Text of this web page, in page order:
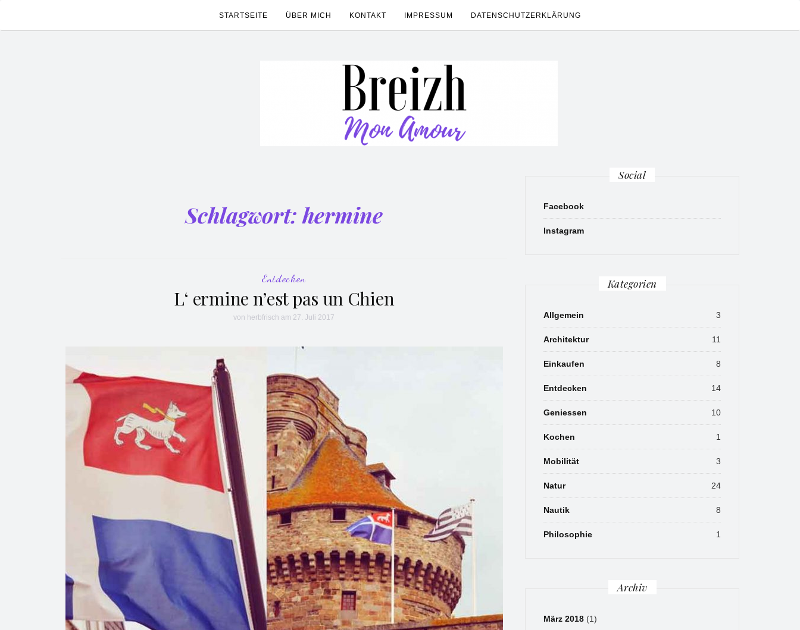
STARTSEITE ÜBER MICH KONTAKT IMPRESSUM DATENSCHUTZERKLÄRUNG
Schlagwort:hermine
Entdecken
L‘ ermine n’est pas un Chien
von herbfrisch am 27. Juli 2017
Social
Facebook
Instagram
Kategorien
Allgemein 3
Architektur 11
Einkaufen 8
Entdecken 14
Geniessen 10
Kochen 1
Mobilität 3
Natur 24
Nautik 8
Philosophie 1
Archiv
März 2018 (1)